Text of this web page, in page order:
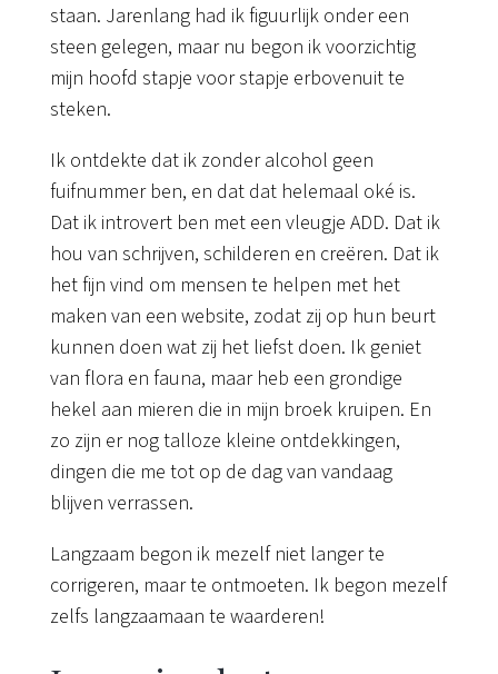
staan. Jarenlang had ik figuurlijk onder een
steen gelegen, maar nu begon ik voorzichtig
mijn hoofd stapje voor stapje erbovenuit te
steken.
Ik ontdekte dat ik zonder alcohol geen
fuifnummer ben, en dat dat helemaal oké is.
Dat ik introvert ben met een vleugje ADD. Dat ik
hou van schrijven, schilderen en creëren. Dat ik
het fijn vind om mensen te helpen met het
maken van een website, zodat zij op hun beurt
kunnen doen wat zij het liefst doen. Ik geniet
van flora en fauna, maar heb een grondige
hekel aan mieren die in mijn broek kruipen. En
zo zijn er nog talloze kleine ontdekkingen,
dingen die me tot op de dag van vandaag
blijven verrassen.
Langzaam begon ik mezelf niet langer te
corrigeren, maar te ontmoeten. Ik begon mezelf
zelfs langzaamaan te waarderen!